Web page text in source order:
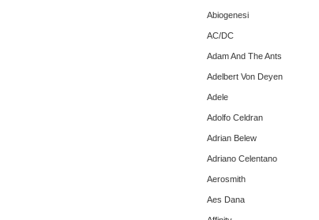
Abiogenesi
AC/DC
Adam And The Ants
Adelbert Von Deyen
Adele
Adolfo Celdran
Adrian Belew
Adriano Celentano
Aerosmith
Aes Dana